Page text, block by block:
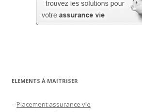
ELEMENTS À MAITRISER
– Placement assurance vie